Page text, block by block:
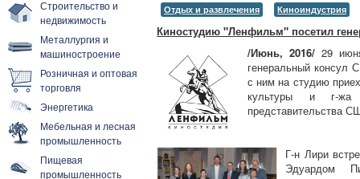
Строительство и
недвижимость
Металлургия и
машиностроение
Розничная и оптовая
торговля
Энергетика
Мебельная и лесная
промышленность
Пищевая
промышленность
Отдых и развлечения Киноиндустрия
Киностудию "Ленфильм" посетил
/Июнь, 2016/ 29
генеральный консул
с ним на студию
культуры и г-жа
представительства
Г-н Лири
Эдуардом